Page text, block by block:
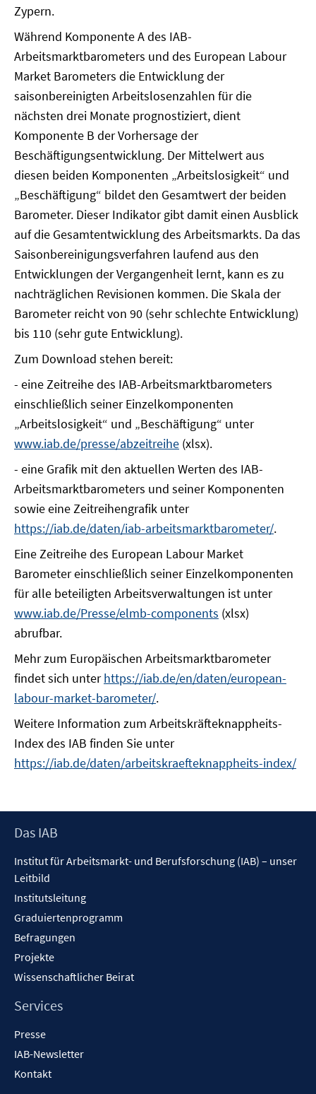
Zypern.
Während Komponente A des IAB-
Arbeitsmarktbarometers und des European Labour
Market Barometers die Entwicklung der
saisonbereinigten Arbeitslosenzahlen für die
nächsten drei Monate prognostiziert, dient
Komponente B der Vorhersage der
Beschäftigungsentwicklung. Der Mittelwert aus
diesen beiden Komponenten „Arbeitslosigkeit“ und
„Beschäftigung“ bildet den Gesamtwert der beiden
Barometer. Dieser Indikator gibt damit einen Ausblick
auf die Gesamtentwicklung des Arbeitsmarkts. Da das
Saisonbereinigungsverfahren laufend aus den
Entwicklungen der Vergangenheit lernt, kann es zu
nachträglichen Revisionen kommen. Die Skala der
Barometer reicht von 90 (sehr schlechte Entwicklung)
bis 110 (sehr gute Entwicklung).
Zum Download stehen bereit:
- eine Zeitreihe des IAB-Arbeitsmarktbarometers
einschließlich seiner Einzelkomponenten
„Arbeitslosigkeit“ und „Beschäftigung“ unter
www.iab.de/presse/abzeitreihe (xlsx).
- eine Grafik mit den aktuellen Werten des IAB-
Arbeitsmarktbarometers und seiner Komponenten
sowie eine Zeitreihengrafik unter
https://iab.de/daten/iab-arbeitsmarktbarometer/.
Eine Zeitreihe des European Labour Market
Barometer einschließlich seiner Einzelkomponenten
für alle beteiligten Arbeitsverwaltungen ist unter
www.iab.de/Presse/elmb-components (xlsx)
abrufbar.
Mehr zum Europäischen Arbeitsmarktbarometer
findet sich unterhttps://iab.de/en/daten/european-
labour-market-barometer/.
Weitere Information zum Arbeitskräfteknappheits-
Index des IAB finden Sie unter
https://iab.de/daten/arbeitskraefteknappheits-index/
Footer
Das IAB
Institut für Arbeitsmarkt- und Berufsforschung (IAB) – unser
Leitbild
Institutsleitung
Graduiertenprogramm
Befragungen
Projekte
Wissenschaftlicher Beirat
Services
Presse
IAB-Newsletter
Kontakt